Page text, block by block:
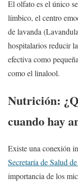
El olfato es el único
límbico, el centro
de lavanda
hospitalarios reducir
efectiva como
como el linalool.
Nutrición:
cuando hay
Existe una conexión
Secretaría de Salud
importancia de los